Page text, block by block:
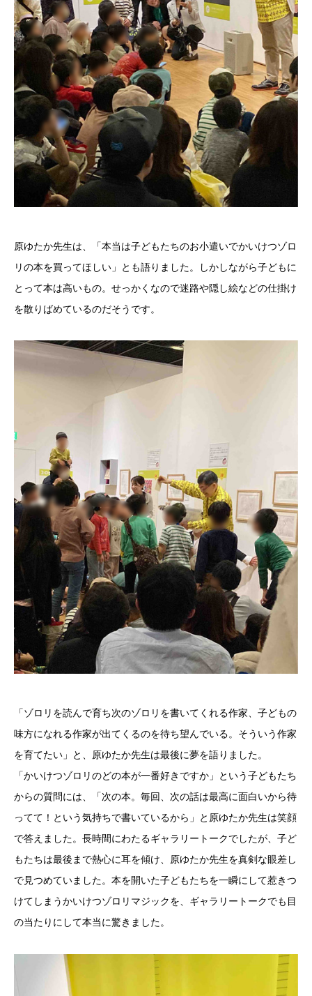
原ゆたか先生は、「本当は子どもたちのお小遣いでかいけつゾロ
リの本を買ってほしい」とも語りました。しかしながら子どもに
とって本は高いもの。せっかくなので迷路や隠し絵などの仕掛け
を散りばめているのだそうです。
「ゾロリを読んで育ち次のゾロリを書いてくれる作家、子どもの
味方になれる作家が出てくるのを待ち望んでいる。そういう作家
を育てたい」と、原ゆたか先生は最後に夢を語りました。
「かいけつゾロリのどの本が一番好きですか」という子どもたち
からの質問には、「次の本。毎回、次の話は最高に面白いから待
ってて！という気持ちで書いているから」と原ゆたか先生は笑顔
で答えました。長時間にわたるギャラリートークでしたが、子ど
もたちは最後まで熱心に耳を傾け、原ゆたか先生を真剣な眼差し
で見つめていました。本を開いた子どもたちを一瞬にして惹きつ
けてしまうかいけつゾロリマジックを、ギャラリートークでも目
の当たりにして本当に驚きました。